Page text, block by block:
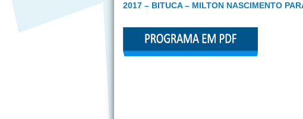
2017 – BITUCA – MILTON NASCIMENTO